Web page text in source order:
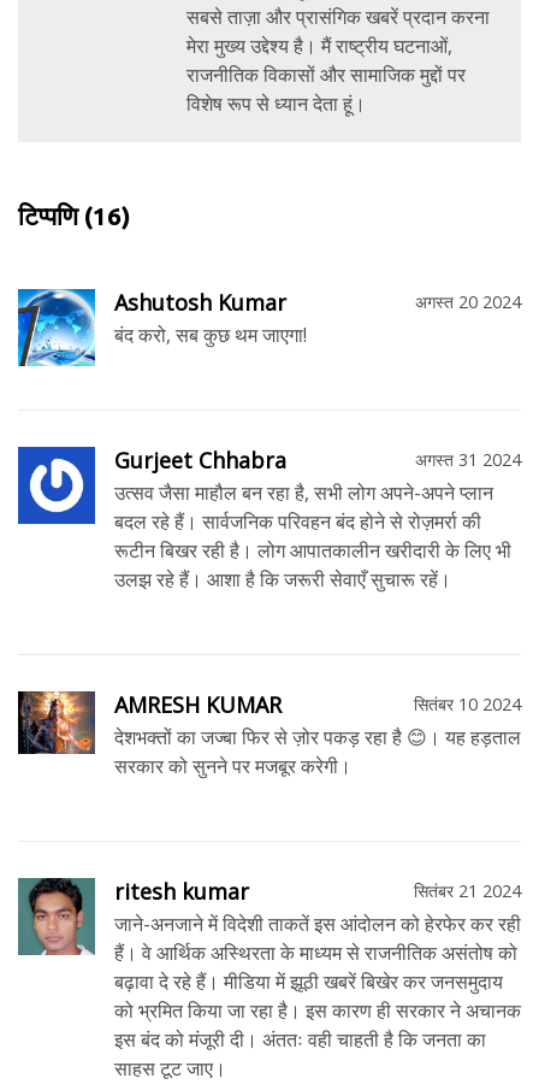
सबसे ताज़ा और प्रासंगिक खबरें प्रदान करना
मेरा मुख्य उद्देश्य है। मैं राष्ट्रीय घटनाओं,
राजनीतिक विकासों और सामाजिक मुद्दों पर
विशेष रूप से ध्यान देता हूं।
टिप्पणि (16)
Ashutosh Kumar अगस्त 20 2024
बंद करो, सब कुछ थम जाएगा!
Gurjeet Chhabra अगस्त 31 2024
उत्सव जैसा माहौल बन रहा है, सभी लोग अपने-अपने प्लान
बदल रहे हैं। सार्वजनिक परिवहन बंद होने से रोज़मर्रा की
रूटीन बिखर रही है। लोग आपातकालीन खरीदारी के लिए भी
उलझ रहे हैं। आशा है कि जरूरी सेवाएँ सुचारू रहें।
AMRESH KUMAR सितंबर 10 2024
देशभक्तों का जज्बा फिर से ज़ोर पकड़ रहा है 😊। यह हड़ताल
सरकार को सुनने पर मजबूर करेगी।
ritesh kumar सितंबर 21 2024
जाने-अनजाने में विदेशी ताकतें इस आंदोलन को हेरफेर कर रही
हैं। वे आर्थिक अस्थिरता के माध्यम से राजनीतिक असंतोष को
बढ़ावा दे रहे हैं। मीडिया में झूठी खबरें बिखेर कर जनसमुदाय
को भ्रमित किया जा रहा है। इस कारण ही सरकार ने अचानक
इस बंद को मंजूरी दी। अंततः वही चाहती है कि जनता का
साहस टूट जाए।